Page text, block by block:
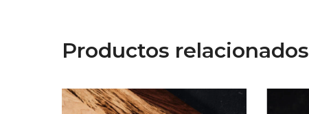
Productos relacionados